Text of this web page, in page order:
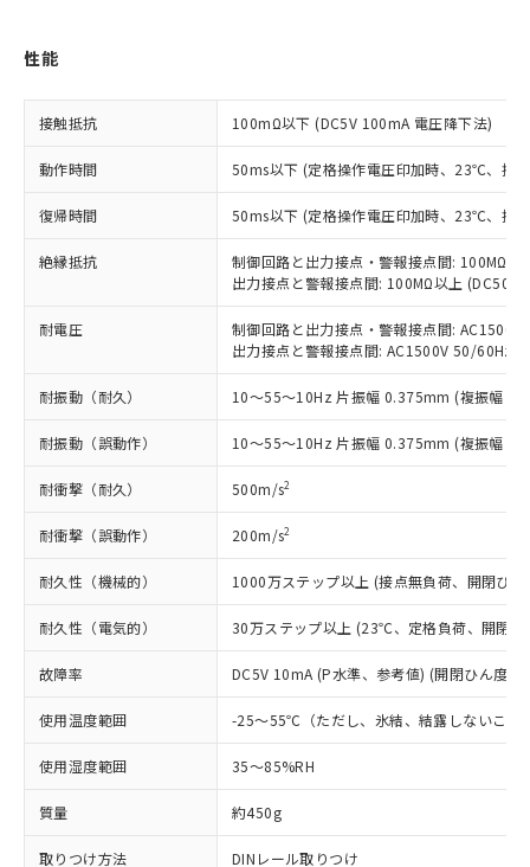
性能
接触抵抗 100mΩ以下 (DC5V 100mA 電圧降下法)
動作時間 50ms以下 (定格操作電圧印加時、23℃、接
復帰時間 50ms以下 (定格操作電圧印加時、23℃、接
絶縁抵抗
制御回路と出力接点・警報接点間: 100MΩ以
出力接点と警報接点間: 100MΩ以上
耐電圧
制御回路と出力接点・警報接点間:
出力接点と警報接点間: AC1500V 50/60Hz
耐振動（耐久） 10～55～10Hz 片振幅 0.375mm (複振幅
耐振動（誤動作） 10～55～10Hz 片振幅 0.375mm (複振幅
耐衝撃（耐久） 500m/s2
耐衝撃（誤動作） 200m/s2
耐久性（機械的） 1000万ステップ以上 (接点無負荷、開閉ひ
耐久性（電気的） 30万ステップ以上 (23℃、定格負荷、開閉
故障率 DC5V 10mA (P水準、参考値) (開閉ひん度
使用温度範囲 -25～55℃（ただし、氷結、結露しないこと
使用湿度範囲 35～85%RH
質量 約450g
取りつけ方法 DINレール取りつけ
ご利用条件
以下の条件をお読みいただき、同意のうえ
ご利用ください。
本サービスは、当社制御機器事業取扱
商品の当社在庫状況および標準価格
(税抜)を提供させていただくもので
当社制御機器事業取扱商品の中には、
本サービスの対象外となる商品もある
ことをご了承ください。
在庫状況および標準価格照会結果は、
記載している更新日時点での社内デー
タに基づき作成されるものであり、閲
覧された時点での実際の在庫および標
準価格とは異なる場合があることをご
了承ください。
正式な納期状況および標準価格はお客
様のお取引先、またはお客様担当のオ
ムロン制御機器販売店・当社販売員に
ご相談ください。
オムロン制御機器販売店や当社販売拠
※1 対応状況
対応済み：EU RoHS指令（10物質）の
非含有に対応した製品が提供可能な商品で
す。
対応予定：EU RoHS指令（10物質）の非含
有に対応した製品に切り替える予定のある
対応予定なし：EU RoHS指令（10物質）の
非含有に非対応の商品で、対応品を出す予
定はありません。
調査・確認中：EU RoHS指令（10物質）の
商品です。
非該当品：ライセンス料など無形物で、有
害物質有無と関係のない商品です。
仕入先様の事情により、非含有部品として
いたものが、含有品と判明した場合などや
むを得ず変更することがあります。
*EU RoHS指令（10物質）：
鉛(Pb) 1000ppm以下、 水銀(Hg) 1000ppm以下、 カド
六価クロム(Cr(Ⅵ)) 1000ppm以下、ポリ臭化ビフェニル
類(PBB) 1000ppm以下、ポリ臭化ジフェニルエーテル類
(PBDE) 1000ppm以下、フタル酸ビス(2-エチルヘキシ
（DBP） 1000ppm以下、フタル酸ジイソブチル
(DIBP) 1000ppm以下
但し、RoHS指令で産業用監視および制御機器に対する
フタル酸エステル類の４物質については閾値を超える意
図的な使用がないことを確認しています。
※1 中国RoHS○×表
「○」：最大均質材料含有率が中国RoHSの
基準値以下であることを示します。
「×」：最大均質材料含有率が中国RoHSの
基準値を超えていることを示します。
「－」：未確認です。当社販売部門へお問
い合わせください。
*中国RoHS10物質の基準値 (GB/T26572)：
Pb(鉛) :1000ppm、 Hg(水銀) : 1000ppm、 Cd(カドミウ
Cr(Ⅵ)(六価クロム) : 1000ppm、 PBBs(ポリ臭化ビフェ
ニル類) : 1000ppm、 PBDEs(ポリ臭化ジフェニルエーテ
DBP(フタル酸ジブチル) : 1000ppm、 DIBP(フタル酸ジ
イソブチル) : 1000ppm、 BBP(フタル酸ブチルベンジ
DEHP(フタル酸ビス(2-エチルヘキシル)) : 1000ppm
当社は、これら貴社製品のうち、外国
為替および外国貿易法に定める商品
（以下｢規制貨物等」という）を輸出
または国外への提供する場合は、日本
国政府の輸出許可(または役務取引許
可)を取得するなどの必要な手続きを
当社は規制貨物を破棄する場合は、完
全に破砕するなど、違法に輸出されな
当社は貴社製品を、核兵器、ミサイ
ル、化学兵器、生物兵器またはその他
武器並びにこれらの製造装置等に一切
記
○ 一定数以上の在庫あり
△ 一定数には満たないが在庫あり
在庫なし(最新の在庫状況につ
いては、お客様のお取引先、ま